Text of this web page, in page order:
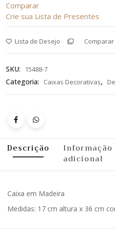
Comparar
Crie sua Lista de Presentes
Lista de Desejo Comparar
SKU: 15488-7
Categoria: Caixas Decorativas,
Descrição
Informação
adicional
Caixa em Madeira
Medidas: 17 cm altura x 36 cm